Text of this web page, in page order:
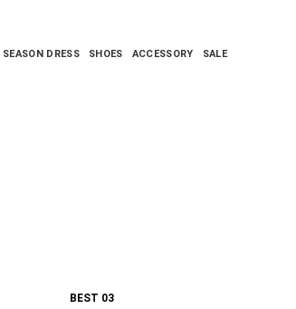
SEASON DRESS SHOES ACCESSORY SALE
BEST 03